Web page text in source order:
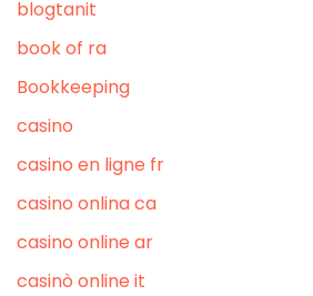
blogtanit
book of ra
Bookkeeping
casino
casino en ligne fr
casino onlina ca
casino online ar
casinò online it